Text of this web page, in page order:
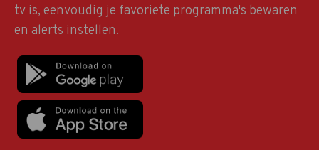
tv is, eenvoudig je favoriete programma's bewaren
en alerts instellen.